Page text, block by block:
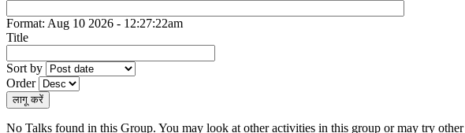
Format: Aug 10 2026 - 12:27:22am
Title
Sort by
Order
No Talks found in this Group. You may look at other activities in this group or may try other